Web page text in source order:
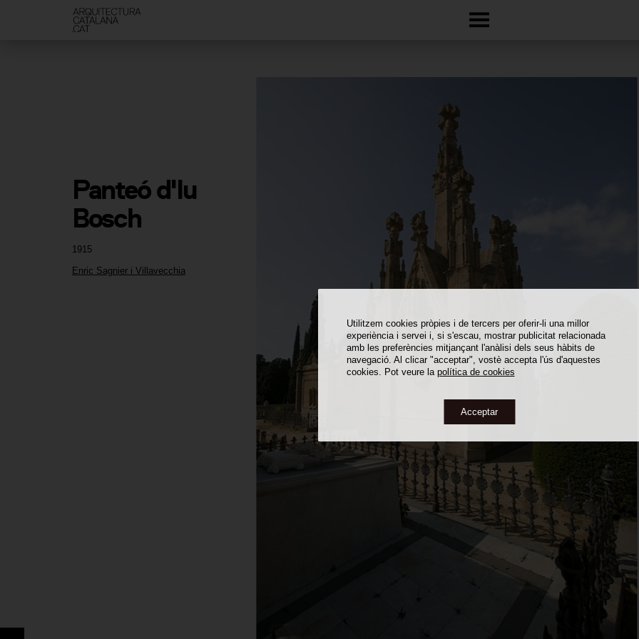
Utilitzem cookies pròpies i de tercers per oferir-li una millor
experiència i servei i, si s'escau, mostrar publicitat relacionada
amb les preferències mitjançant l'anàlisi dels seus hàbits de
navegació. Al clicar "acceptar", vostè accepta l'ús d'aquestes
cookies. Pot veure la política de cookies
Acceptar
1915
Enric Sagnier i Villavecchia
Panteó d'Iu
Bosch